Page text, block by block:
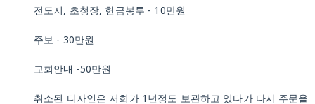
전도지, 초청장, 헌금봉투 - 10만원
주보 - 30만원
교회안내 -50만원
취소된 디자인은 저희가 1년정도 보관하고 있다가 다시 주문을